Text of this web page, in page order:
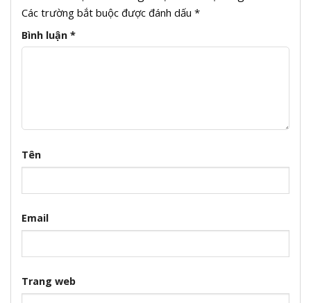
Các trường bắt buộc được đánh dấu *
Bình luận *
Tên
Email
Trang web